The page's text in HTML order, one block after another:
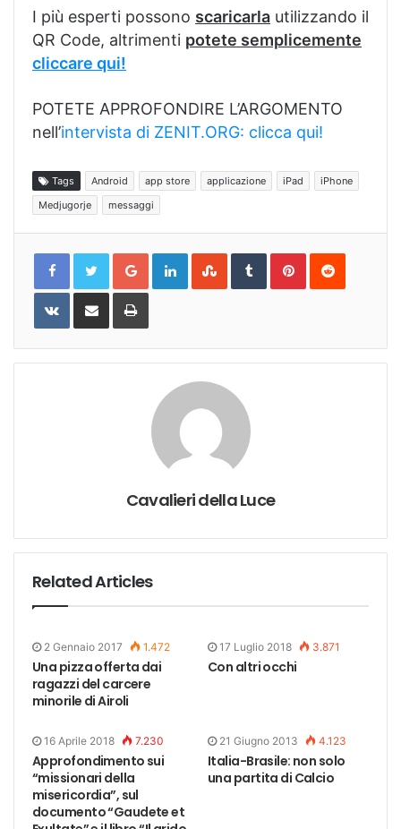
I più esperti possono scaricarla utilizzando il
QR Code, altrimenti potete semplicemente
cliccare qui!
POTETE APPROFONDIRE L’ARGOMENTO
nell’intervista di ZENIT.ORG: clicca qui!
Tags Android app store applicazione iPad
iPhone
Medjugorje
messaggi
Google+LinkedInStumbleUpon
TumblrPinterestReddit
VKontakteShare
Email
Print
Cavalieri della Luce
Related Articles
2 Gennaio 2017 1.472
Una pizza offerta dai
ragazzi del carcere
minorile di Airoli
17 Luglio 2018 3.871
Con altri occhi
16 Aprile 2018 7.230
Approfondimento sui
“missionari della
misericordia”, sul
documento “Gaudete et
21 Giugno 2013 4.123
Italia-Brasile: non solo
una partita di Calcio